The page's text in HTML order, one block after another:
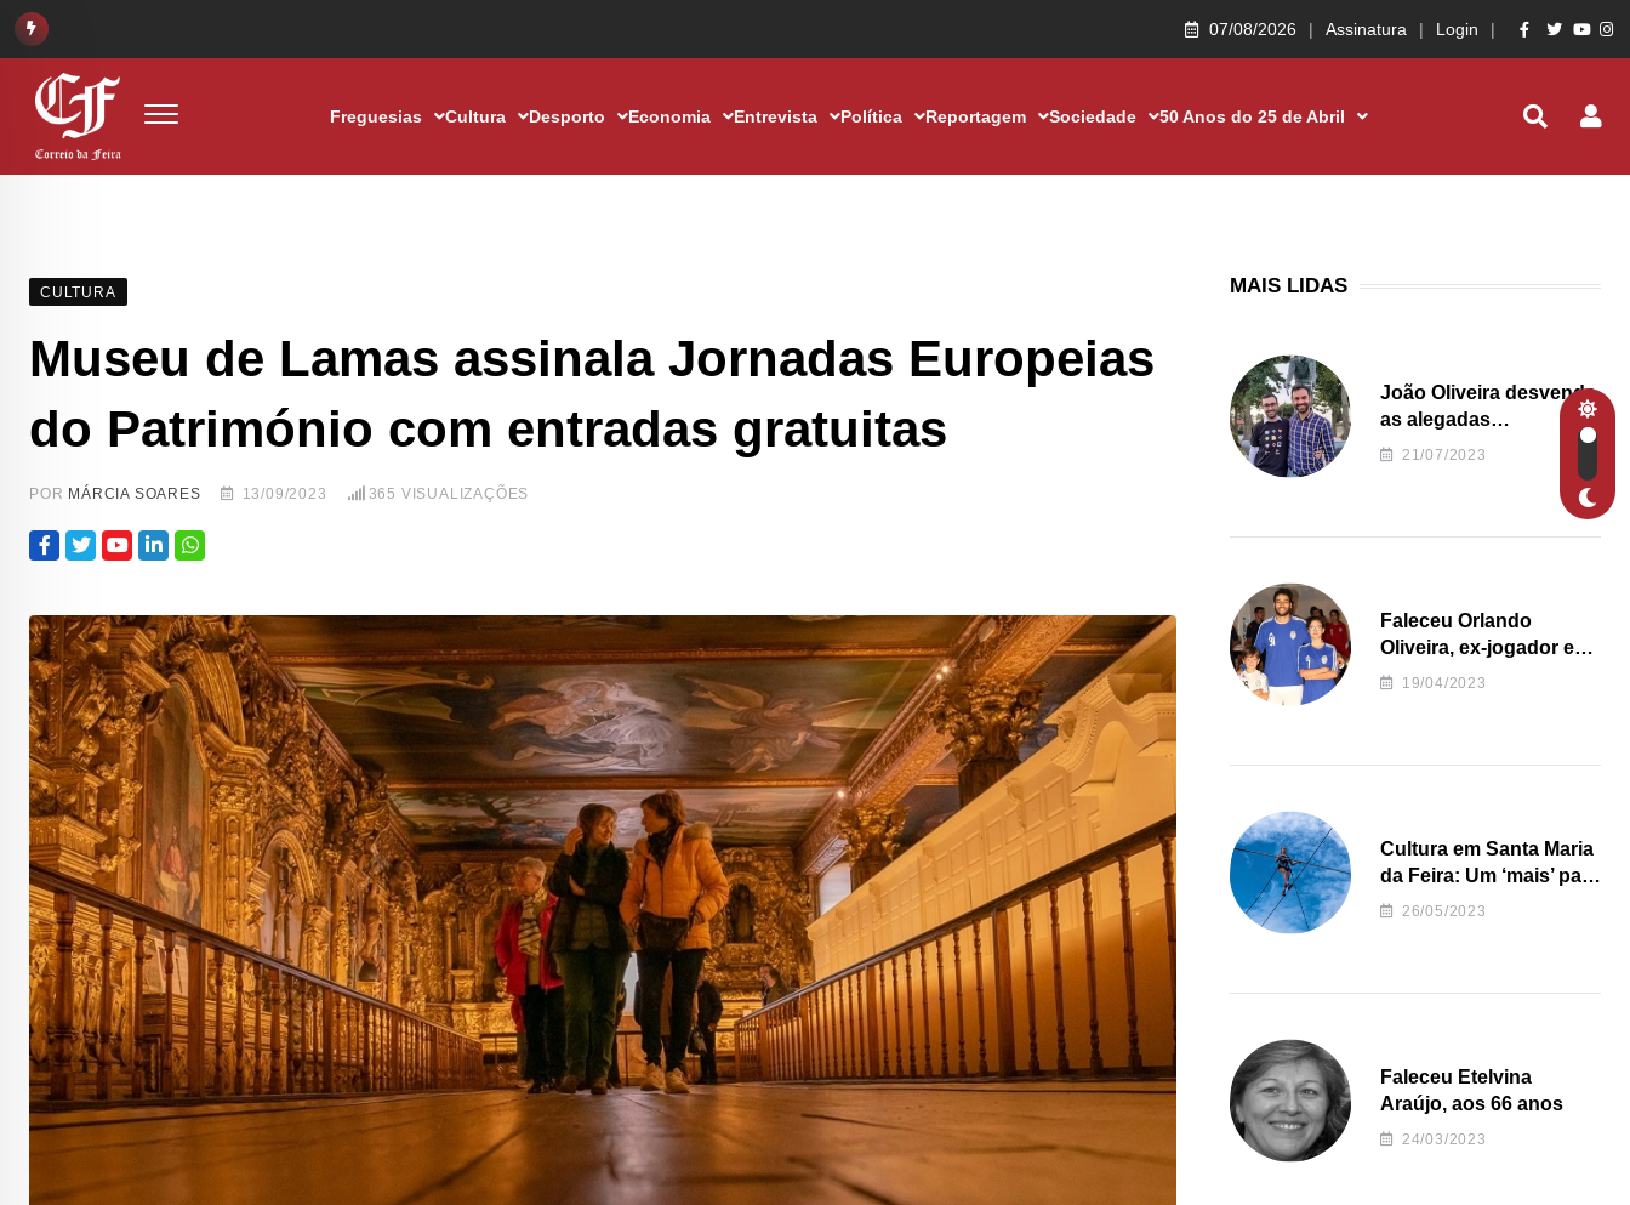
07/08/2026 Assinatura Login
Freguesias Cultura Desporto Economia Entrevista Política Reportagem Sociedade 50 Anos do 25 de Abril
CULTURA
Museu de Lamas assinala Jornadas Europeias
do Património com entradas gratuitas
POR MÁRCIA SOARES 13/09/2023 365 VISUALIZAÇÕES
MAIS LIDAS
João Oliveira desvenda
as alegadas
irregularidades da
Junta de Freguesia S.
21/07/2023
Faleceu Orlando
Oliveira, ex-jogador e
treinador da formação
19/04/2023
Cultura em Santa Maria
da Feira: Um ‘mais’ para
o Concelho
26/05/2023
Faleceu Etelvina
Araújo, aos 66 anos
24/03/2023